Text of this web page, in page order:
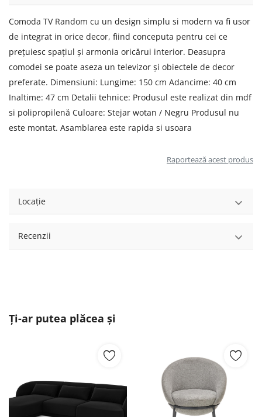
Comoda TV Random cu un design simplu si modern va fi usor
de integrat in orice decor, fiind conceputa pentru cei ce
prețuiesc spațiul și armonia oricărui interior. Deasupra
comodei se poate aseza un televizor și obiectele de decor
preferate. Dimensiuni: Lungime: 150 cm Adancime: 40 cm
Inaltime: 47 cm Detalii tehnice: Produsul este realizat din mdf
si polipropilenă Culoare: Stejar wotan / Negru Produsul nu
este montat. Asamblarea este rapida si usoara
Raportează acest produs
Locație
Recenzii
Ți-ar putea plăcea și